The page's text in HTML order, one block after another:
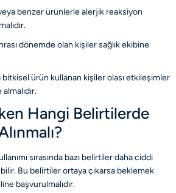
benzer ürünlerle alerjik reaksiyon
dönemde olan kişiler sağlık ekibine
ürün kullanan kişiler olası etkileşimler
Hangi Belirtilerde
sırasında bazı belirtiler daha ciddi
Bu belirtiler ortaya çıkarsa beklemek
başvurulmalıdır.